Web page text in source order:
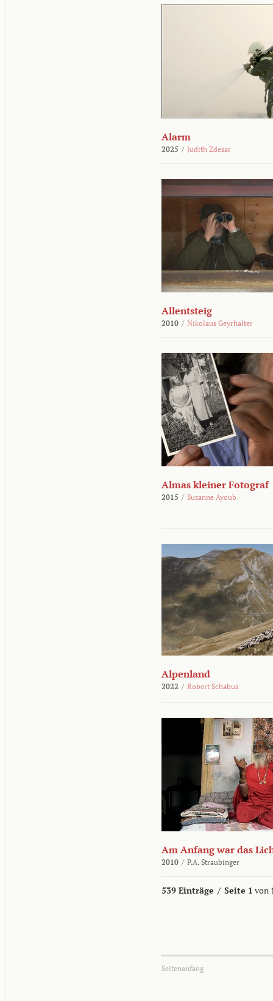
Alarm
2025 / Judith Zdesar
Allentsteig
2010 / Nikolaus Geyrhalter
Almas kleiner Fotograf
2015 / Susanne Ayoub
Alpenland
2022 / Robert Schabus
Am Anfang war das
2010 / P.A. Straubinger
539 Einträge / Seite 1 von
Seitenanfang